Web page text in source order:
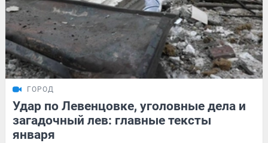
ГОРОД
Удар по Левенцовке, уголовные дела и
загадочный лев: главные тексты
января